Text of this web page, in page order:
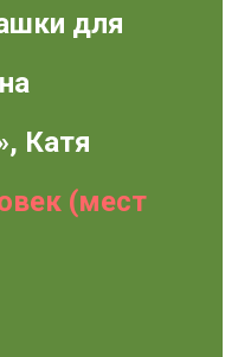
для
Катя
(мест